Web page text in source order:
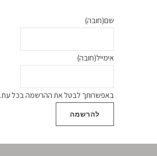
שם(חובה)
אימייל(חובה)
באפשרותך לבטל את ההרשמה בכל עת.
להרשמה